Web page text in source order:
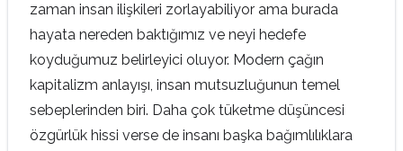
zaman insan ilişkileri zorlayabiliyor ama burada
hayata nereden baktığımız ve neyi hedefe
koyduğumuz belirleyici oluyor. Modern çağın
kapitalizm anlayışı, insan mutsuzluğunun temel
sebeplerinden biri. Daha çok tüketme düşüncesi
özgürlük hissi verse de insanı başka bağımlılıklara